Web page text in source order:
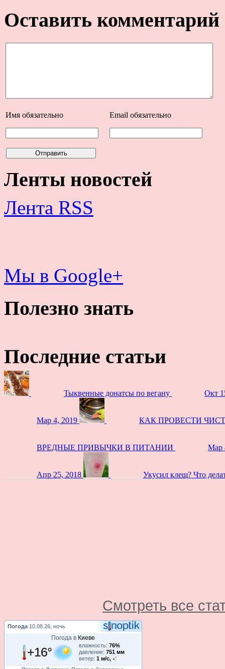
Оставить комментарий
Имя обязательно Email обязательно
Ленты новостей
Лента RSS
Мы в Google+
Полезно знать
Последние статьи
Тыквенные донатсы по вегану Окт
Мар 4, 2019 КАК ПРОВЕСТИ
ВРЕДНЫЕ ПРИВЫЧКИ В ПИТАНИИ Мар
Апр 25, 2018 Укусил клещ? Что
Смотреть все
Погода 10.08.26, ночь
Погода в Киеве
+16° влажность: 76%
давление: 751 мм
ветер: 1 м/с,